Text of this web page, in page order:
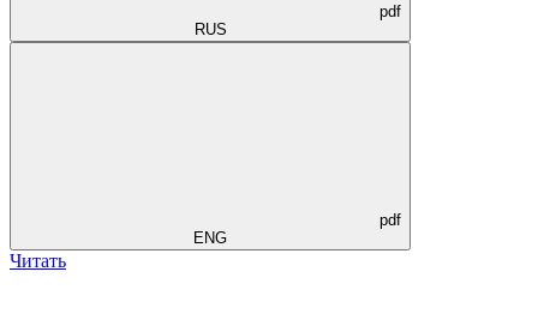
pdf
RUS
pdf
ENG
Читать